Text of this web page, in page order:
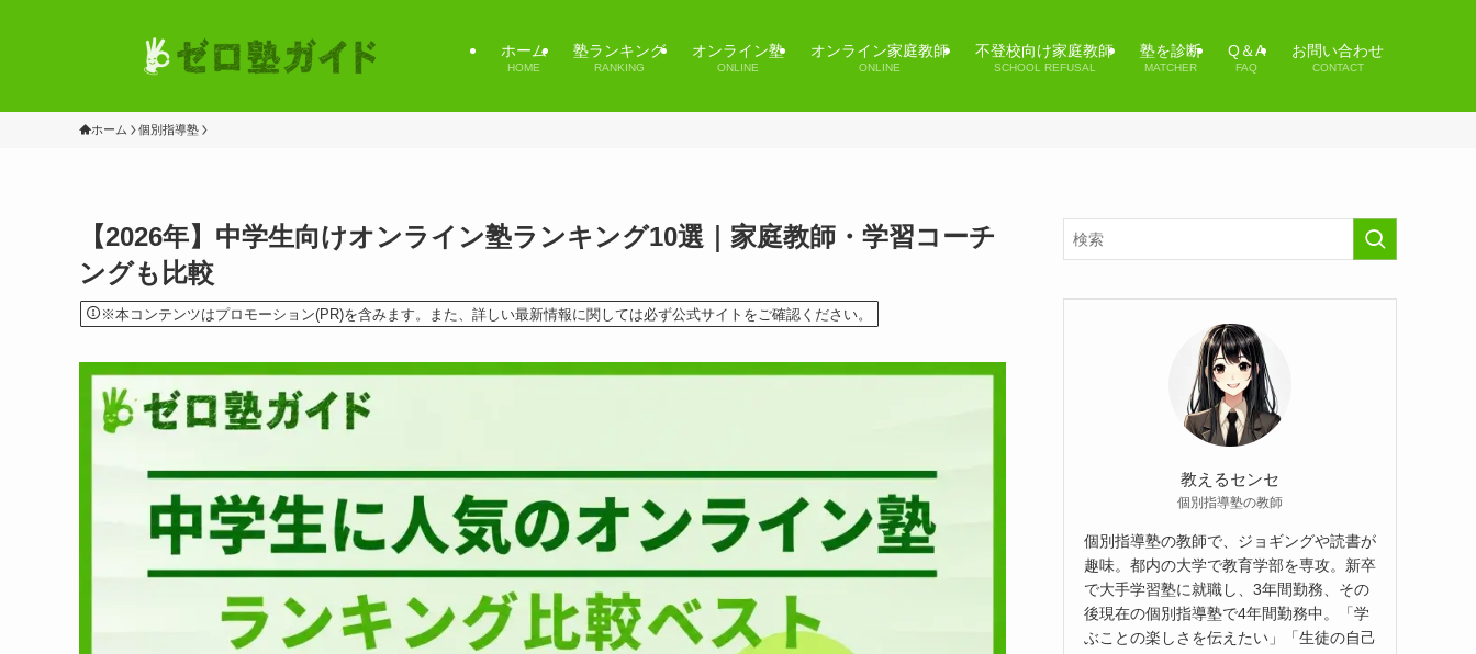
ホーム
HOME
塾ランキング
RANKING
オンライン塾
ONLINE
オンライン家庭教師
ONLINE
不登校向け家庭教師
SCHOOL REFUSAL
塾を診断
MATCHER
Q＆A
FAQ
お問い合わせ
CONTACT
ホーム 個別指導塾
【2026年】中学生向けオンライン塾ランキング10選｜家庭教師・学習コーチ
ングも比較
※本コンテンツはプロモーション(PR)を含みます。また、詳しい最新情報に関しては必ず公式サイトをご確認ください。
教えるセンセ
個別指導塾の教師
個別指導塾の教師で、ジョギングや読書が
趣味。都内の大学で教育学部を専攻。新卒
で大手学習塾に就職し、3年間勤務、その
後現在の個別指導塾で4年間勤務中。「学
ぶことの楽しさを伝えたい」「生徒の自己